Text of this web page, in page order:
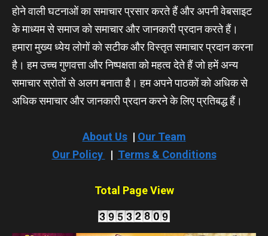
होने वाली घटनाओं का समाचार प्रसार करते हैं और अपनी वेबसाइट
के माध्यम से समाज को समाचार और जानकारी प्रदान करते हैं।
हमारा मुख्य ध्येय लोगों को सटीक और विस्तृत समाचार प्रदान करना
है। हम उच्च गुणवत्ता और निष्पक्षता को महत्व देते हैं जो हमें अन्य
समाचार स्रोतों से अलग बनाता है। हम अपने पाठकों को अधिक से
अधिक समाचार और जानकारी प्रदान करने के लिए प्रतिबद्ध हैं।
About Us| Our Team
Our Policy
| Terms & Conditions
Total Page View